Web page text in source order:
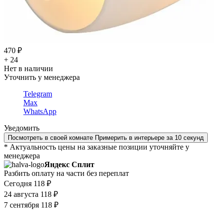
470 ₽
+ 24
Нет в наличии
Уточнить у менеджера
Telegram
Max
WhatsApp
Уведомить
Посмотреть в своей комнате Примерить в интерьере за 10 секунд
* Актуальность цены на заказные позиции уточняйте у
менеджера
Яндекс Сплит
Разбить оплату на части без переплат
Сегодня 118 ₽
24 августа 118 ₽
7 сентября 118 ₽